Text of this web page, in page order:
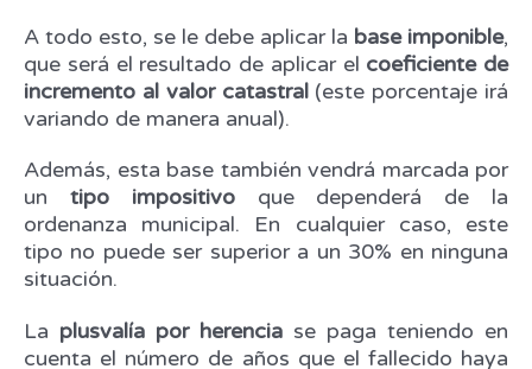
A todo esto, se le debe aplicar la base imponible,
que será el resultado de aplicar el coeficiente de
incremento al valor catastral(este porcentaje irá
variando de manera anual).
Además, esta base también vendrá marcada por
un tipo impositivoque dependerá de la
ordenanza municipal. En cualquier caso, este
tipo no puede ser superior a un 30% en ninguna
situación.
La plusvalía por herencia se paga teniendo en
cuenta el número de años que el fallecido haya